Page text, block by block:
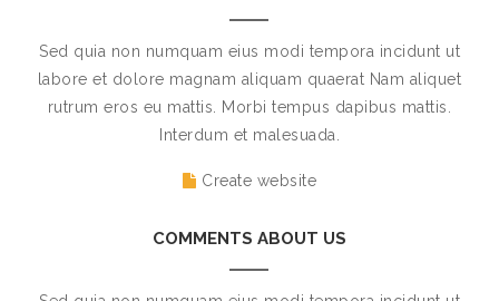
Sed quia non numquam eius modi tempora incidunt ut
labore et dolore magnam aliquam quaerat Nam aliquet
rutrum eros eu mattis. Morbi tempus dapibus mattis.
Interdum et malesuada.
Create website
COMMENTS ABOUT US